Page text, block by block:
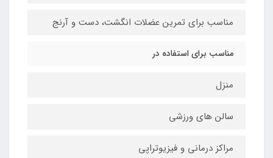
مناسب برای تمرین عضلات انگشت، دست و آرنج
مناسب برای استفاده در
منزل
سالن های ورزشی
مراکز درمانی و فیزیوتراپی